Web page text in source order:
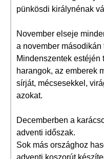
pünkösdi királynénak
November elseje
a november másodikán
Mindenszentek estéjén
harangok, az emberek
sírját, mécsesekkel,
azokat.
Decemberben a
adventi időszak.
Sok más országhoz
adventi koszorút